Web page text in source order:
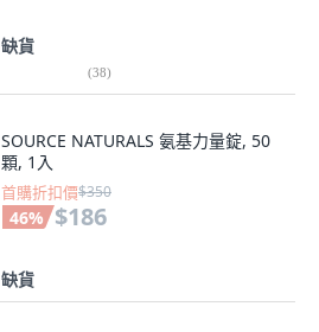
缺貨
(38)
SOURCE NATURALS 氨基力量錠, 50
顆, 1入
首購折扣價$350
46% $186
缺貨